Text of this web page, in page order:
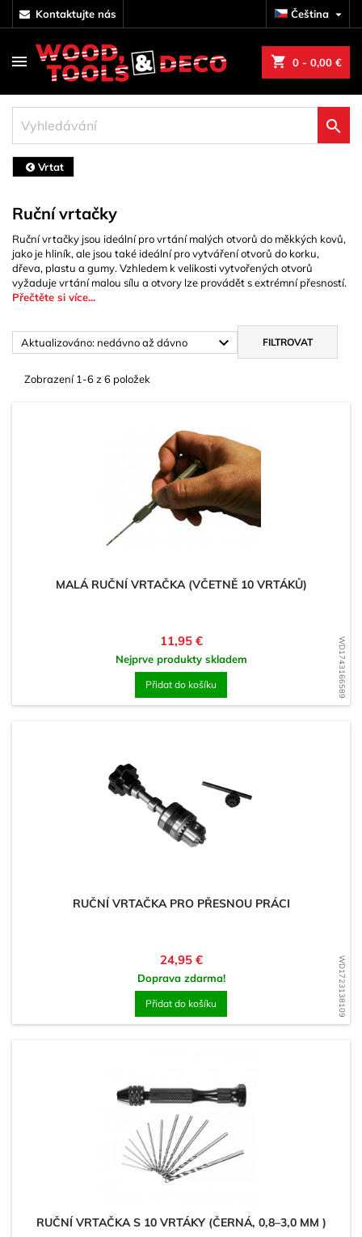
kontaktujte nás Čeština 
shopping_cart 0 - 0,00 €

Vrtat
Ruční vrtačky
Ruční vrtačky jsou ideální pro vrtání malých otvorů do měkkých kovů,
jako je hliník, ale jsou také ideální pro vytváření otvorů do korku,
dřeva, plastu a gumy. Vzhledem k velikosti vytvořených otvorů
vyžaduje vrtání malou sílu a otvory lze provádět s extrémní přesností.
Přečtěte si více...
Aktualizováno: nedávno až dávno  FILTROVAT
Zobrazení 1-6 z 6 položek
WD1743166589
MALÁ RUČNÍ VRTAČKA (VČETNĚ 10 VRTÁKŮ)
Cena
11,95 €
Nejprve produkty skladem
Přidat do košíku
WD1723138109
RUČNÍ VRTAČKA PRO PŘESNOU PRÁCI
Cena
24,95 €
Doprava zdarma!
Přidat do košíku
RUČNÍ VRTAČKA S 10 VRTÁKY (ČERNÁ, 0,8–3,0 MM )